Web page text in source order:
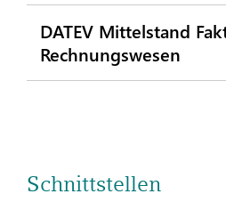
DATEV Mittelstand
Rechnungswesen
Schnittstellen